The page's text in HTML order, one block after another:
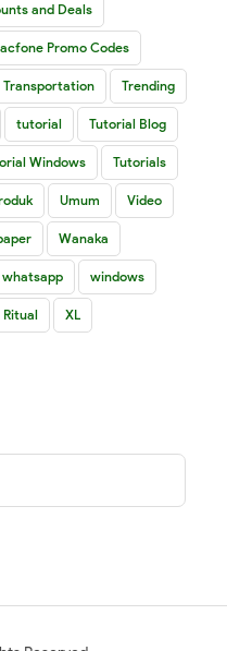
and Deals
Promo Codes
Transportation Trending
tutorial Tutorial Blog
Windows Tutorials
Umum Video
Wanaka
whatsapp windows
Ritual XL